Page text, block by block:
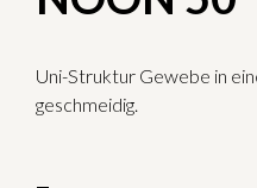
Uni-Struktur Gewebe in
geschmeidig.